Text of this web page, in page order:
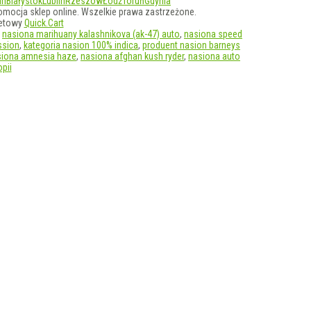
sklep online. Wszelkie prawa zastrzeżone.
Quick.Cart
nasiona marihuany kalashnikova (ak-47) auto, nasiona speed
, kategoria nasion 100% indica, produent nasion barneys
amnesia haze, nasiona afghan kush ryder, nasiona auto